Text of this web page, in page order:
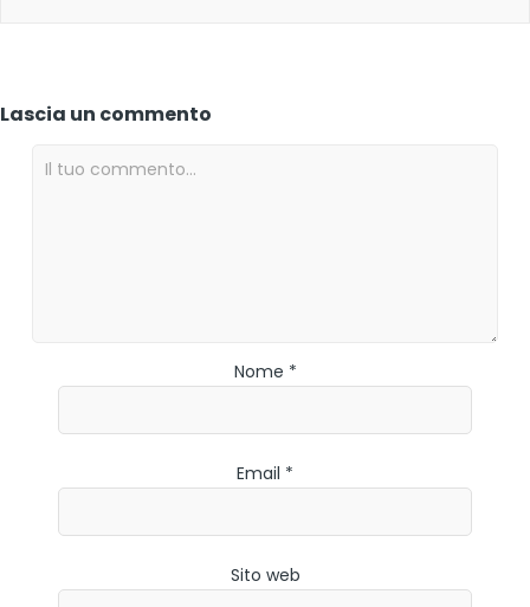
Lascia un commento
Nome *
Email *
Sito web